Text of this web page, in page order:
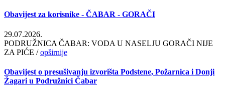
Obavijest za korisnike - ČABAR - GORAČI
29.07.2026.
PODRUŽNICA ČABAR: VODA U NASELJU GORAČI NIJE
ZA PIĆE /opširnije
Obavijest o presušivanju izvorišta Podstene, Požarnica i Donji
Žagari u Podružnici Čabar